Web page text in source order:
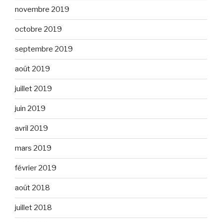
novembre 2019
octobre 2019
septembre 2019
août 2019
juillet 2019
juin 2019
avril 2019
mars 2019
février 2019
août 2018
juillet 2018